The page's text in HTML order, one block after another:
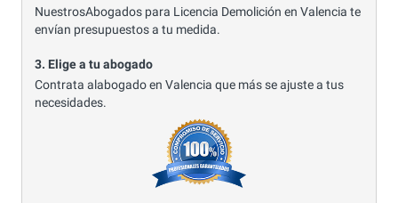
NuestrosAbogados para Licencia Demolición en Valencia te
envían presupuestos a tu medida.
3. Elige a tu abogado
Contrata alabogado en Valencia que más se ajuste a tus
necesidades.